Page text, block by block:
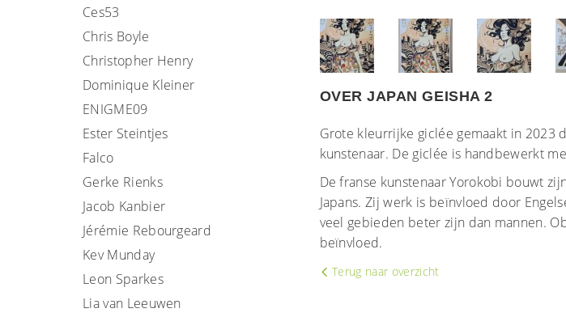
Ces53
Chris Boyle
Christopher Henry
Dominique Kleiner
ENIGME09
Ester Steintjes
Falco
Gerke Rienks
Jacob Kanbier
Jérémie Rebourgeard
Kev Munday
Leon Sparkes
Lia van Leeuwen
OVER JAPAN GEISHA 2
Grote kleurrijke giclée gemaakt in 2023
kunstenaar. De giclée is handbewerkt
De franse kunstenaar Yorokobi bouwt
Japans. Zij werk is beïnvloed door
veel gebieden beter zijn dan mannen.
beïnvloed.
Terug naar overzicht